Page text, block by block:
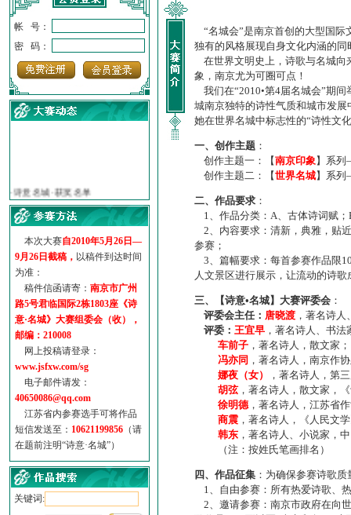
帐 号：
密 码：
·【诗意·名城】地铁展示作...
·诗意名城·地铁时间
地铁完美呈现【诗意·名城...
参赛作品多达5000多首
“诗意·名城”晒诗会
特别通知--致广大诗词爱好...
本次大赛自2010年5月26日—
9月26日截稿， 以稿件到达时间
为准：
稿件信函请寄： 南京市广州
路5号君临国际2栋1803座《诗
意·名城》大赛组委会（收），
邮编：210008
网上投稿请登录：
www.jsfxw.com/sg
电子邮件请发：
40650086@qq.com
江苏省内参赛选手可将作品
短信发送至： 10621199856 （请
在题前注明“诗意·名城”）
关键词:
“名城会”是南京首创的大型国际
独有的风格展现自身文化内涵的
在世界文明史上，诗歌与名城向
象，南京尤为可圈可点！
我们在“2010•第4届名城会”期
城南京独特的诗性气质和城市发
她在世界名城中标志性的“诗性文
一、创作主题 ：
创作主题一：【南京印象】系
创作主题二：【世界名城】系
二、作品要求 ：
1、作品分类：A、古体诗词赋；
2、内容要求：清新，典雅，贴
参赛；
3、篇幅要求：每首参赛作品限
人文景区进行展示，让流动的诗
三、【诗意•名城】大赛评委会 ：
评委会主任： 唐晓渡 ，著名诗
评委： 王宜早 ，著名诗人、书
车前子 ，著名诗人，散文家；
冯亦同 ，著名诗人，南京作
娜夜（女）
，著名诗人，第
胡弦，著名诗人，散文家，
徐明德，著名诗人，江苏省
商震 ，著名诗人，《人民文
韩东 ，著名诗人、小说家，
（注：按姓氏笔画排名）
四、作品征集 ：为确保参赛诗歌
1、自由参赛：所有热爱诗歌、
2、邀请参赛：南京市政府在向